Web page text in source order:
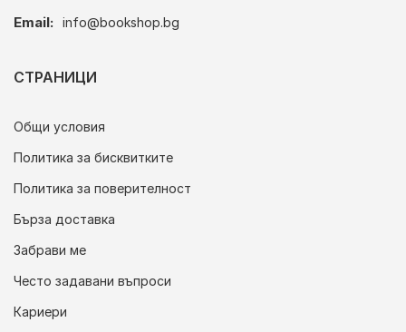
Email: info@bookshop.bg
СТРАНИЦИ
Общи условия
Политика за бисквитките
Политика за поверителност
Бърза доставка
Забрави ме
Често задавани въпроси
Кариери